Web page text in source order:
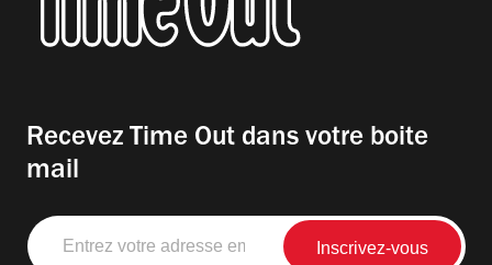
Recevez Time Out dans votre boite
mail
Entrez
votre